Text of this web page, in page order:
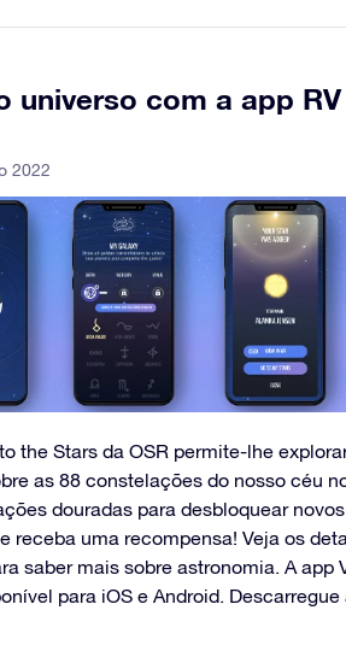
universo com a app
2022
the Stars da OSR permite-lhe
as 88 constelações do nosso céu
douradas para desbloquear
receba uma recompensa! Veja os
saber mais sobre astronomia. A app
para iOS e Android. Descarregue